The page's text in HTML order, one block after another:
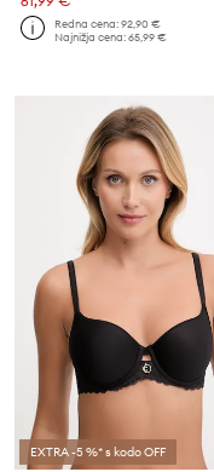
Redna cena:92,90 €
Najnižja cena:65,99 €
EXTRA -5 %* s kodo OFF